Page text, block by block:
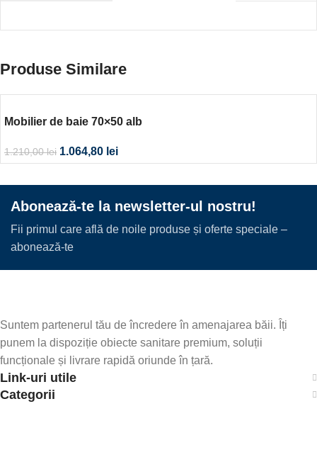
Produse Similare
Mobilier de baie 70×50 alb
1.210,00lei 1.064,80 lei
Abonează-te la newsletter-ul nostru!
Fii primul care află de noile produse și oferte speciale –
abonează-te
Suntem partenerul tău de încredere în amenajarea băii. Îți
punem la dispoziție obiecte sanitare premium, soluții
funcționale și livrare rapidă oriunde în țară.
Link-uri utile
Categorii